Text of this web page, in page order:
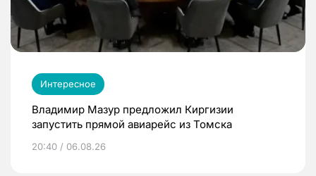
Интересное
Владимир Мазур предложил Киргизии
запустить прямой авиарейс из Томска
20:40 / 06.08.26